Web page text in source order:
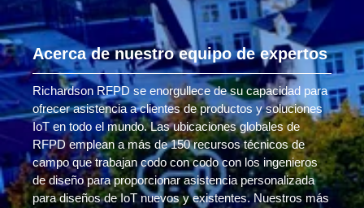
Acerca de nuestro equipo de expertos
Richardson RFPD se enorgullece de su capacidad para
ofrecer asistencia a clientes de productos y soluciones
IoT en todo el mundo. Las ubicaciones globales de
RFPD emplean a más de 150 recursos técnicos de
campo que trabajan codo con codo con los ingenieros
de diseño para proporcionar asistencia personalizada
para diseños de IoT nuevos y existentes. Nuestros más